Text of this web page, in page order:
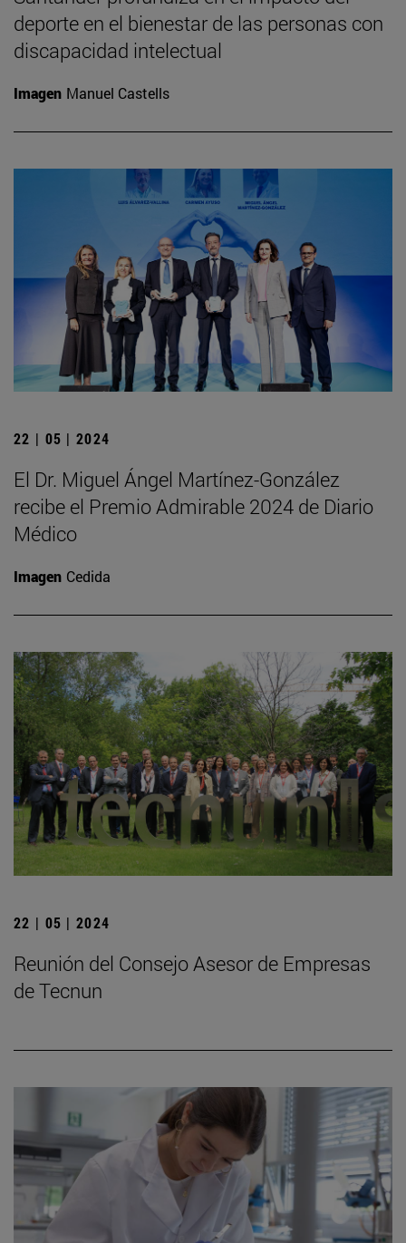
deporte en el bienestar de las personas con
discapacidad intelectual
Imagen Manuel Castells
22 | 05 | 2024
El Dr. Miguel Ángel Martínez-González
recibe el Premio Admirable 2024 de Diario
Médico
Imagen Cedida
22 | 05 | 2024
Reunión del Consejo Asesor de Empresas
de Tecnun